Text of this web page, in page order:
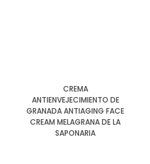
CREMA
ANTIENVEJECIMIENTO DE
GRANADA ANTIAGING FACE
CREAM MELAGRANA DE LA
SAPONARIA